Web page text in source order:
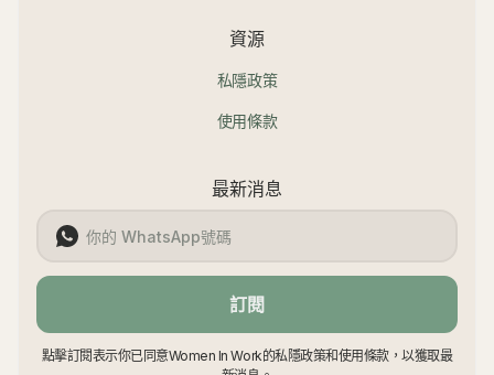
資源
私隱政策
使用條款
最新消息
訂閱
點擊訂閱表示你已同意Women In Work的私隱政策和使用條款，以獲取最